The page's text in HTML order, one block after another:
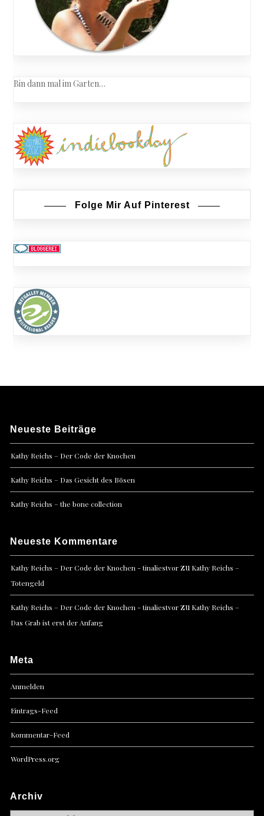
Bin dann mal im Garten…
Folge Mir Auf Pinterest
Neueste Beiträge
Kathy Reichs – Der Code der Knochen
Kathy Reichs – Das Gesicht des Bösen
Kathy Reichs – the bone collection
Neueste Kommentare
Kathy Reichs – Der Code der Knochen - tinaliestvorzu Kathy Reichs –
Totengeld
Kathy Reichs – Der Code der Knochen - tinaliestvorzu Kathy Reichs –
Das Grab ist erst der Anfang
Meta
Anmelden
Eintrags-Feed
Kommentar-Feed
WordPress.org
Archiv